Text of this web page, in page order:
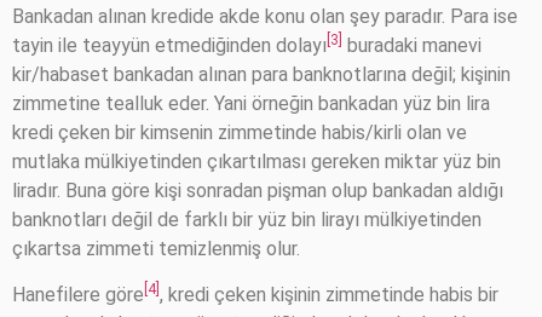
Bankadan alınan kredide akde konu olan şey paradır. Para ise
tayin ile teayyün etmediğinden dolayı [3] buradaki manevi
kir/habaset bankadan alınan para banknotlarına değil; kişinin
zimmetine tealluk eder. Yani örneğin bankadan yüz bin lira
kredi çeken bir kimsenin zimmetinde habis/kirli olan ve
mutlaka mülkiyetinden çıkartılması gereken miktar yüz bin
liradır. Buna göre kişi sonradan pişman olup bankadan aldığı
banknotları değil de farklı bir yüz bin lirayı mülkiyetinden
çıkartsa zimmeti temizlenmiş olur.
Hanefilere göre [4], kredi çeken kişinin zimmetinde habis bir